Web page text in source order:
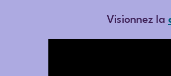
Visionnez la